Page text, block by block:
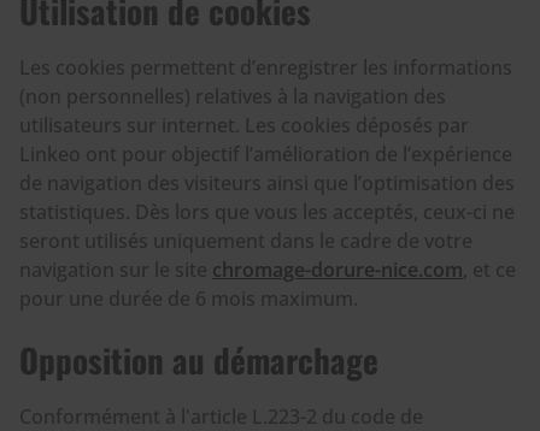
Utilisation de cookies
Les cookies permettent d’enregistrer les informations
(non personnelles) relatives à la navigation des
utilisateurs sur internet. Les cookies déposés par
Linkeo ont pour objectif l’amélioration de l’expérience
de navigation des visiteurs ainsi que l’optimisation des
statistiques. Dès lors que vous les acceptés, ceux-ci ne
seront utilisés uniquement dans le cadre de votre
navigation sur le site chromage-dorure-nice.com, et ce
pour une durée de 6 mois maximum.
Opposition au démarchage
Conformément à l'article L.223-2 du code de